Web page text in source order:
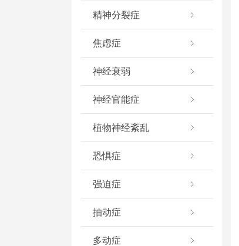
精神分裂症
焦虑症
神经衰弱
神经官能症
植物神经紊乱
恐惧症
强迫症
抽动症
多动症